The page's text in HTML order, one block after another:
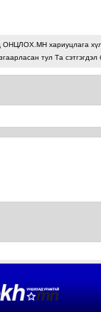
ОНЦЛОХ.МН хариуцлага
тул Та